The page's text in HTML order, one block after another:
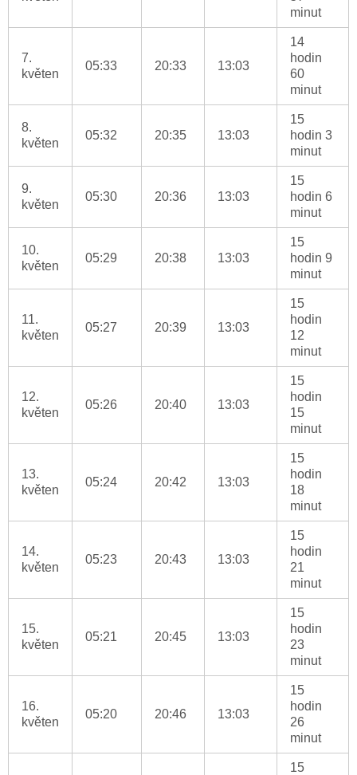
minut
7.
květen
05:33 20:33 13:03
14
hodin
60
minut
8.
květen
05:32 20:35 13:03
15
hodin 3
minut
9.
květen
05:30 20:36 13:03
15
hodin 6
minut
10.
květen
05:29 20:38 13:03
15
hodin 9
minut
11.
květen
05:27 20:39 13:03
15
hodin
12
minut
12.
květen
05:26 20:40 13:03
15
hodin
15
minut
13.
květen
05:24 20:42 13:03
15
hodin
18
minut
14.
květen
05:23 20:43 13:03
15
hodin
21
minut
15.
květen
05:21 20:45 13:03
15
hodin
23
minut
16.
květen
05:20 20:46 13:03
15
hodin
26
minut
15